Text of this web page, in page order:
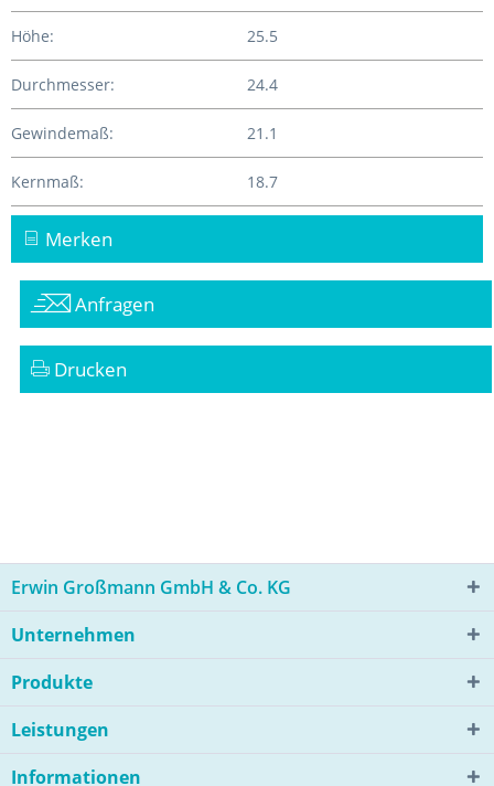
Höhe: 25.5
Durchmesser: 24.4
Gewindemaß: 21.1
Kernmaß: 18.7
Merken
Anfragen
Drucken
Erwin Großmann GmbH & Co. KG
Unternehmen
Produkte
Leistungen
Informationen